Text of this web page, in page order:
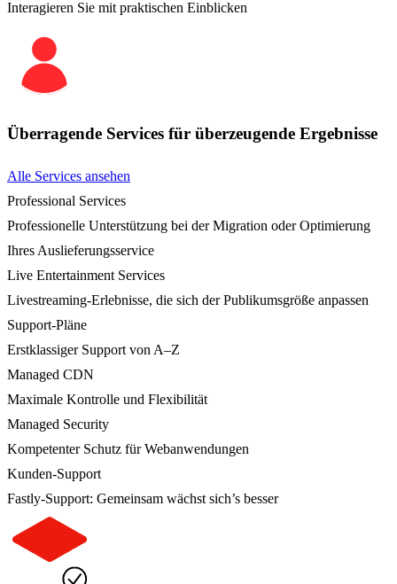
Interagieren Sie mit praktischen Einblicken
Überragende Services für überzeugende Ergebnisse
Alle Services ansehen
Professional Services
Professionelle Unterstützung bei der Migration oder Optimierung
Ihres Auslieferungsservice
Live Entertainment Services
Livestreaming-Erlebnisse, die sich der Publikumsgröße anpassen
Support-Pläne
Erstklassiger Support von A–Z
Managed CDN
Maximale Kontrolle und Flexibilität
Managed Security
Kompetenter Schutz für Webanwendungen
Kunden-Support
Fastly-Support: Gemeinsam wächst sich’s besser